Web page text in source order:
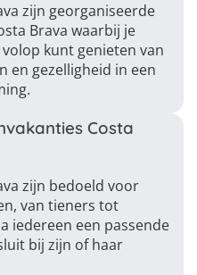
zijn georganiseerde
Brava waarbij je
kunt genieten van
en gezelligheid in een
Costa
zijn bedoeld voor
van tieners tot
iedereen een passende
bij zijn of haar